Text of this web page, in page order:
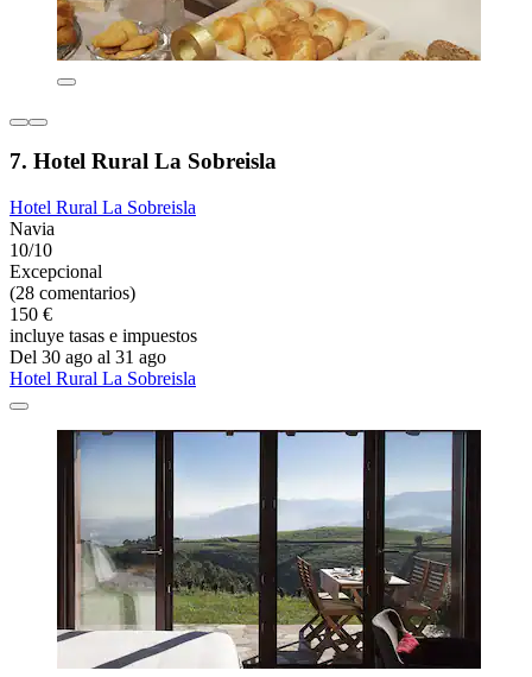
7. Hotel Rural La Sobreisla
Hotel Rural La Sobreisla
Navia
10/10
Excepcional
(28 comentarios)
150 €
incluye tasas e impuestos
Del 30 ago al 31 ago
Hotel Rural La Sobreisla